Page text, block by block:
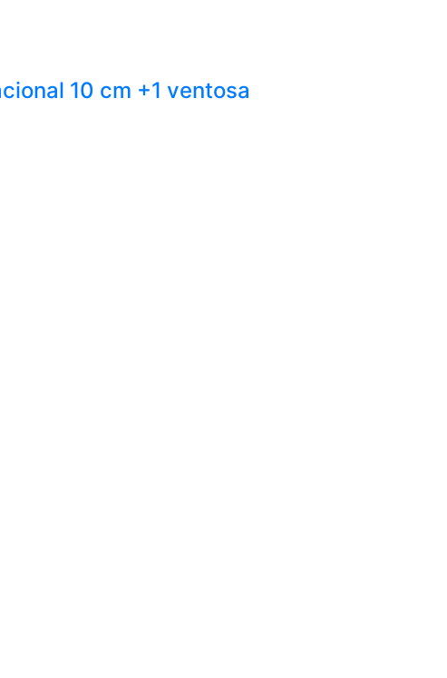
10 cm +1 ventosa